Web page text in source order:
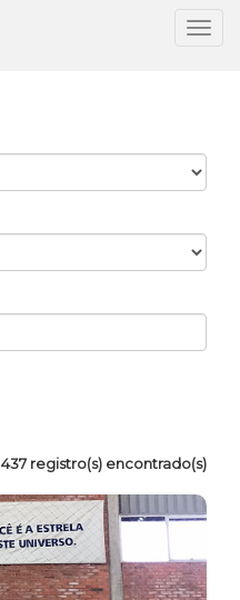
437 registro(s) encontrado(s)